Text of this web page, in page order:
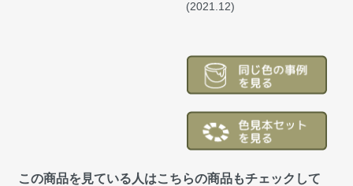
(2021.12)
この商品を見ている人はこちらの商品もチェックして